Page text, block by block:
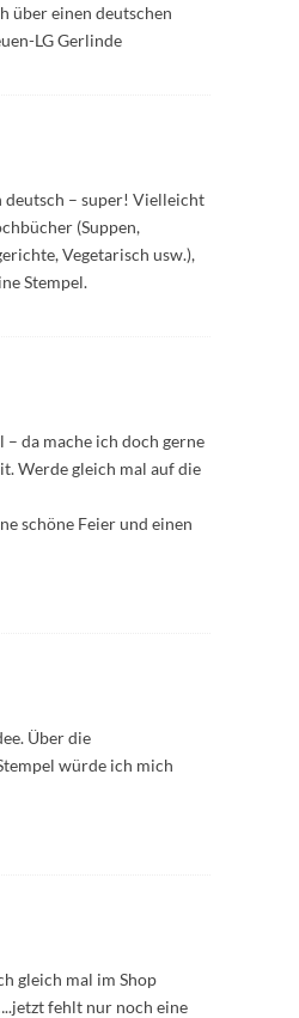
über einen deutschen
LG Gerlinde
deutsch – super! Vielleicht
(Suppen,
Vegetarisch usw.),
Stempel.
– da mache ich doch gerne
Werde gleich mal auf die
schöne Feier und einen
Über die
würde ich mich
gleich mal im Shop
fehlt nur noch eine